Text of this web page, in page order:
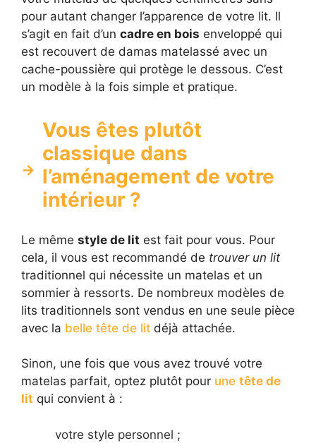
pour autant changer l’apparence de votre lit. Il
s’agit en fait d’un cadre en bois enveloppé qui
est recouvert de damas matelassé avec un
cache-poussière qui protège le dessous. C’est
un modèle à la fois simple et pratique.
Vous êtes plutôt
classique dans
l’aménagement de votre
intérieur ?
Le même style de lit est fait pour vous. Pour
cela, il vous est recommandé de trouver un lit
traditionnel qui nécessite un matelas et un
sommier à ressorts. De nombreux modèles de
lits traditionnels sont vendus en une seule pièce
avec la belle tête de lit déjà attachée.
Sinon, une fois que vous avez trouvé votre
matelas parfait, optez plutôt pour une tête de
lit qui convient à :
votre style personnel ;